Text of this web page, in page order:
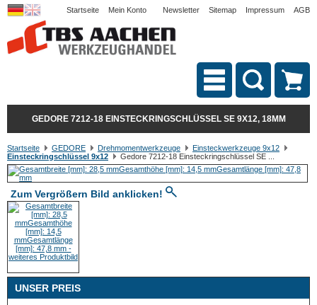
Startseite Mein Konto Newsletter Sitemap Impressum AGB
GEDORE 7212-18 EINSTECKRINGSCHLÜSSEL SE 9X12, 18MM
Startseite GEDORE Drehmomentwerkzeuge
Einsteckwerkzeuge 9x12
Einsteckringschlüssel 9x12
Gedore 7212-18 Einsteckringschlüssel SE ...
Zum Vergrößern Bild anklicken!
UNSER PREIS